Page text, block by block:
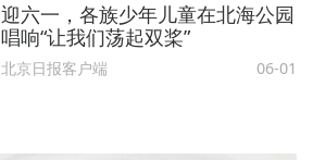
迎六一，各族少年儿童在北海公园
唱响“让我们荡起双桨”
北京日报客户端 06-01